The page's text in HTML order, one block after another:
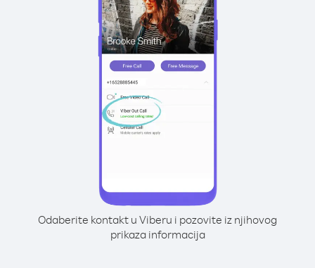
Odaberite kontakt u Viberu i pozovite iz njihovog
prikaza informacija